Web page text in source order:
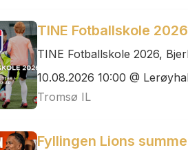
TINE Fotballskole 2026
TINE Fotballskole 2026,
10.08.2026 10:00 @
Tromsø IL
Fyllingen Lions